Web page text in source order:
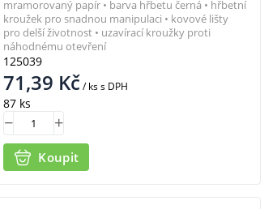
125039
71,39 Kč/ kss DPH
87 ks
Koupit
mramorovaný papír • barva hřbetu černá • hřbetní
kroužek pro snadnou manipulaci • kovové lišty
pro delší životnost • uzavírací kroužky proti
náhodnému otevření